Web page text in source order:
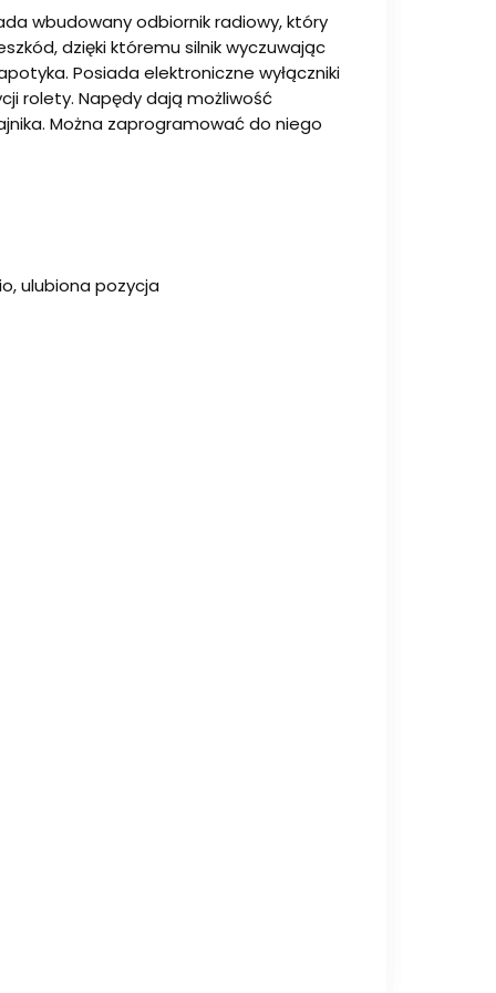
wbudowany odbiornik radiowy, który
dzięki któremu silnik wyczuwając
Posiada elektroniczne wyłączniki
rolety. Napędy dają możliwość
Można zaprogramować do niego
ulubiona pozycja